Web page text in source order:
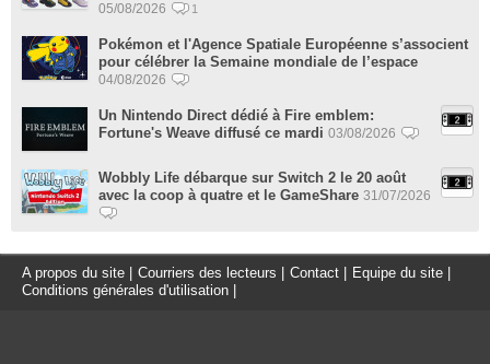
05/08/2026 1
Pokémon et l'Agence Spatiale Européenne s’associent
pour célébrer la Semaine mondiale de l’espace
04/08/2026
Un Nintendo Direct dédié à Fire emblem:
Fortune's Weave diffusé ce mardi 03/08/2026
Wobbly Life débarque sur Switch 2 le 20 août
avec la coop à quatre et le GameShare 31/07/2026
A propos du site Courriers des lecteurs Contact Equipe du site
Conditions générales d'utilisation